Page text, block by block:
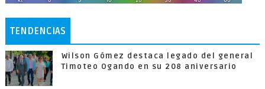
TENDENCIAS
Wilson Gómez destaca legado del general
Timoteo Ogando en su 208 aniversario